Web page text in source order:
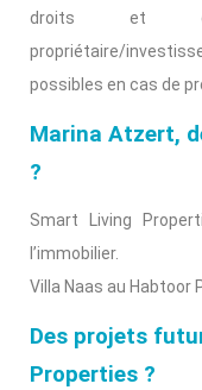
droits et
propriétaire/
possibles en cas de
Marina Atzert,
?
Smart Living
l’immobilier.
Villa Naas au Habtoor
Des projets
Properties ?